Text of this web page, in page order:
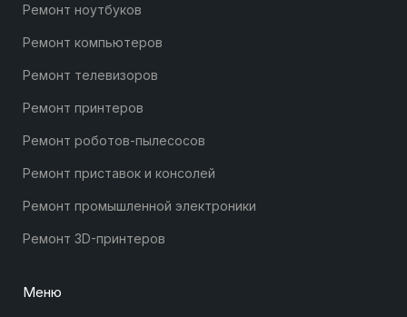
Ремонт ноутбуков
Ремонт компьютеров
Ремонт телевизоров
Ремонт принтеров
Ремонт роботов-пылесосов
Ремонт приставок и консолей
Ремонт промышленной электроники
Ремонт 3D-принтеров
Меню